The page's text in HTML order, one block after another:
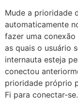
Mude a prioridade
automaticamente
fazer uma
as quais o usuário
internauta esteja
conectou
prioridade próprio
Fi para conectar-